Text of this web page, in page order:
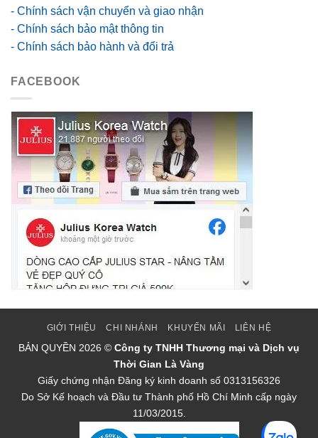
- Chính sách vận chuyển và giao nhận
- Chính sách bảo mật thông tin
- Chính sách bảo hành và đổi trả
FACEBOOK
GIỚI THIỆU CHI NHÁNH KHUYẾN MÃI LIÊN HỆ
BẢN QUYỀN 2026 © Công ty TNHH Thương mại và Dịch vụ
Thời Gian Là Vàng
Giấy chứng nhận Đăng ký kinh doanh số 0313156326
Do Sở Kế hoạch và Đầu tư Thành phố Hồ Chí Minh cấp ngày
11/03/2015.